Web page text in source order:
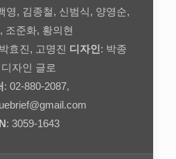
영, 김종철, 신범식, 양영순,
조준화, 황의현
효진, 고명진 디자인 : 박종
자인 글로
: 02-880-2087,
: 3059-1643